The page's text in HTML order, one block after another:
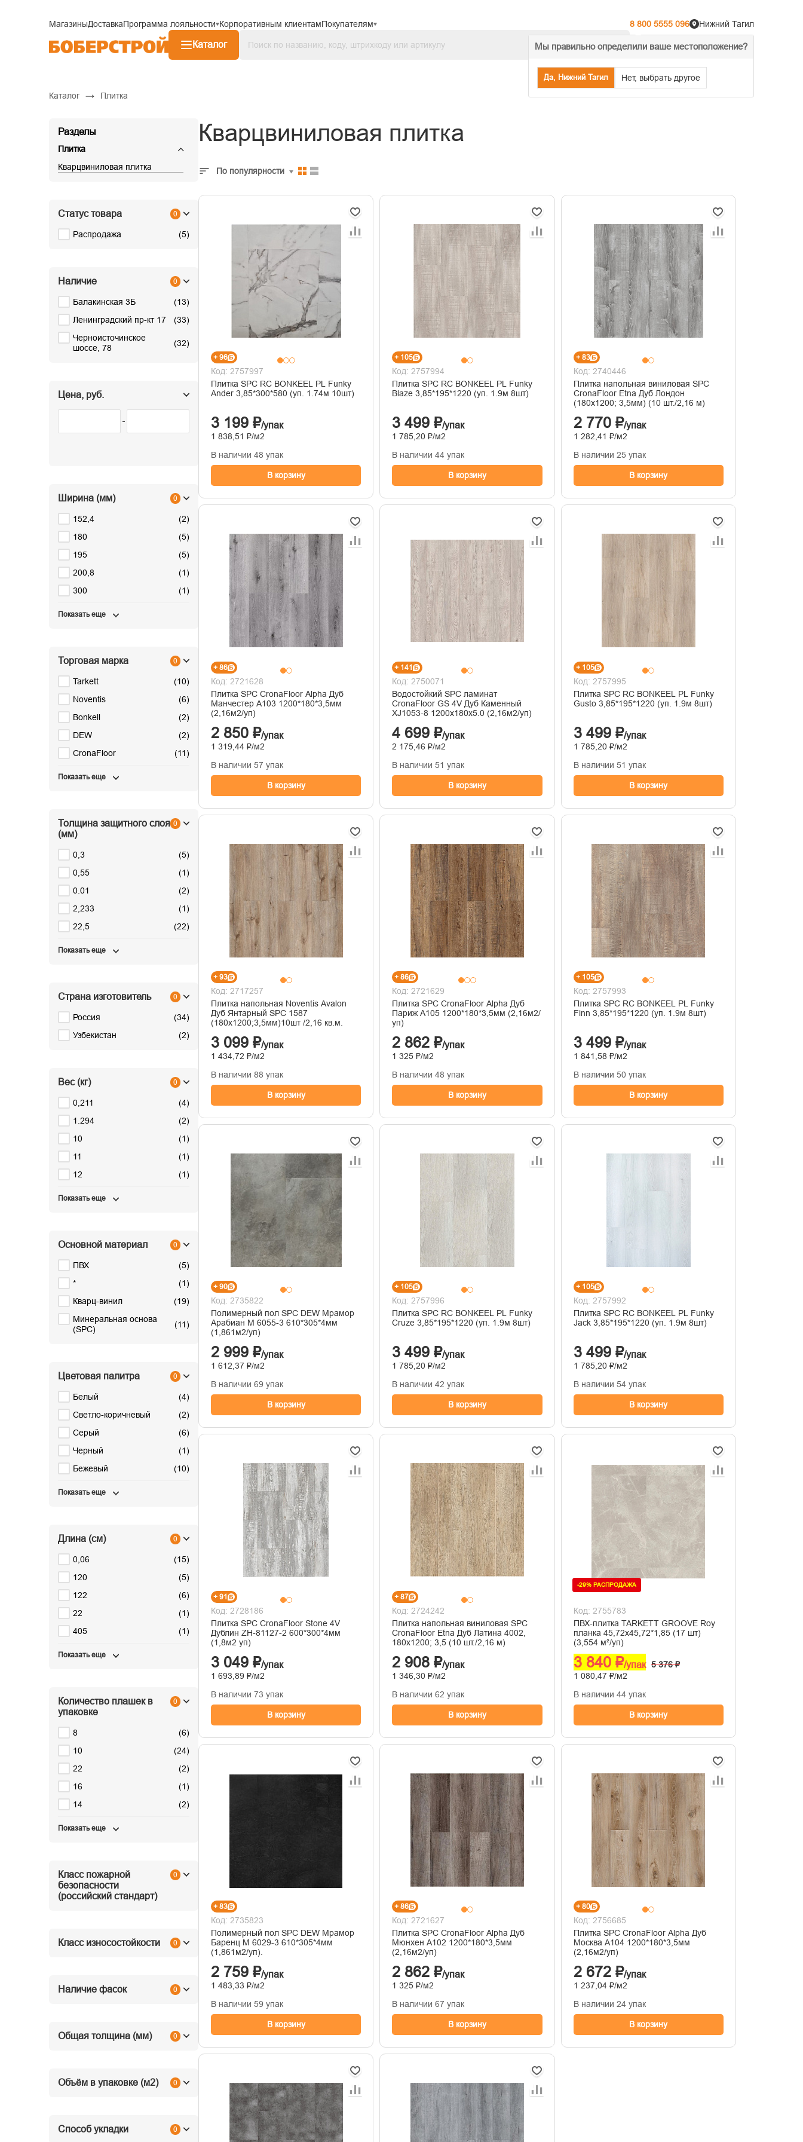
МагазиныДоставкаПрограмма лояльности Корпоративным клиентамПокупателям 8 800 5555 096
Мы правильно определили ваше местоположение?
Да, Нижний Тагил Нет, выбрать другое
Нижний Тагил
Каталог
% Акции Распродажа
Каталог → Плитка
Разделы
Плитка
Кварцвиниловая плитка
Статус товара 0
Распродажа (5)
Наличие 0
Балакинская 3Б (13)
Ленинградский пр-кт 17
(33)
Черноисточинское
шоссе, 78
(32)
Цена, руб.
Ширина (мм) 0
152,4 (2)
180
(5)
195
(5)
200,8
(1)
300
(1)
Показать еще
Торговая марка 0
Tarkett (10)
Noventis
(6)
Bonkell
(2)
DEW
(2)
CronaFloor
(11)
Показать еще
Толщина защитного слоя
(мм)
0
0,3 (5)
0,55
(1)
0.01
(2)
2,233
(1)
22,5
(22)
Показать еще
Страна изготовитель 0
Россия (34)
Узбекистан
(2)
Вес (кг) 0
0,211 (4)
1.294
(2)
10
(1)
11
(1)
12
(1)
Показать еще
Основной материал 0
ПВХ (5)
*
(1)
Кварц-винил
(19)
Минеральная основа
(SPC)
(11)
Цветовая палитра 0
Белый (4)
Светло-коричневый
(2)
Серый
(6)
Черный
(1)
Бежевый
(10)
Показать еще
Длина (см) 0
0,06 (15)
120
(5)
122
(6)
22
(1)
405
(1)
Показать еще
Количество плашек в
упаковке
0
8 (6)
10
(24)
22
(2)
16
(1)
14
(2)
Показать еще
Класс пожарной
безопасности
(российский стандарт)
0
Класс износостойкости 0
Наличие фасок 0
Общая толщина (мм) 0
Объём в упаковке (м2) 0
Способ укладки 0
Кварцвиниловая плитка
По популярности
+ 96
Код: 2757997
Плитка SPC RC BONKEEL PL Funky
Ander 3,85*300*580 (уп. 1.74м 10шт)
3 199 ₽/упак
1 838,51 ₽/м2
В наличии 48 упак
В корзину
+ 105
Код: 2757994
Плитка SPC RC BONKEEL PL Funky
Вlaze 3,85*195*1220 (уп. 1.9м 8шт)
3 499 ₽/упак
1 785,20 ₽/м2
В наличии 44 упак
В корзину
+ 83
Код: 2740446
Плитка напольная виниловая SPC
CronaFloor Etna Дуб Лондон
(180x1200; 3,5мм) (10 шт./2,16 м)
2 770 ₽/упак
1 282,41 ₽/м2
В наличии 25 упак
В корзину
+ 86
Код: 2721628
Плитка SPC CronaFloor Alpha Дуб
Манчестер А103 1200*180*3,5мм
(2,16м2/уп)
2 850 ₽/упак
1 319,44 ₽/м2
В наличии 57 упак
В корзину
+ 141
Код: 2750071
Водостойкий SPC ламинат
CronaFloor GS 4V Дуб Каменный
XJ1053-8 1200х180х5.0 (2,16м2/уп)
4 699 ₽/упак
2 175,46 ₽/м2
В наличии 51 упак
В корзину
+ 105
Код: 2757995
Плитка SPC RC BONKEEL PL Funky
Gusto 3,85*195*1220 (уп. 1.9м 8шт)
3 499 ₽/упак
1 785,20 ₽/м2
В наличии 51 упак
В корзину
+ 93
Код: 2717257
Плитка напольная Noventis Avalon
Дуб Янтарный SPC 1587
(180х1200;3,5мм)10шт /2,16 кв.м.
3 099 ₽/упак
1 434,72 ₽/м2
В наличии 88 упак
В корзину
+ 86
Код: 2721629
Плитка SPC CronaFloor Alpha Дуб
Париж А105 1200*180*3,5мм (2,16м2/
уп)
2 862 ₽/упак
1 325 ₽/м2
В наличии 48 упак
В корзину
+ 105
Код: 2757993
Плитка SPC RC BONKEEL PL Funky
Finn 3,85*195*1220 (уп. 1.9м 8шт)
3 499 ₽/упак
1 841,58 ₽/м2
В наличии 50 упак
В корзину
+ 90
Код: 2735822
Полимерный пол SPC DEW Мрамор
Арабиан М 6055-3 610*305*4мм
(1,861м2/уп)
2 999 ₽/упак
1 612,37 ₽/м2
В наличии 69 упак
В корзину
+ 105
Код: 2757996
Плитка SPC RC BONKEEL PL Funky
Cruze 3,85*195*1220 (уп. 1.9м 8шт)
3 499 ₽/упак
1 785,20 ₽/м2
В наличии 42 упак
В корзину
+ 105
Код: 2757992
Плитка SPC RC BONKEEL PL Funky
Jack 3,85*195*1220 (уп. 1.9м 8шт)
3 499 ₽/упак
1 785,20 ₽/м2
В наличии 54 упак
В корзину
+ 91
Код: 2728186
Плитка SPC CronaFloor Stone 4V
Дублин ZH-81127-2 600*300*4мм
(1,8м2 уп)
3 049 ₽/упак
1 693,89 ₽/м2
В наличии 73 упак
В корзину
+ 87
Код: 2724242
Плитка напольная виниловая SPC
CronaFloor Etna Дуб Латина 4002,
180x1200; 3,5 (10 шт./2,16 м)
2 908 ₽/упак
1 346,30 ₽/м2
В наличии 62 упак
В корзину
-29% РАСПРОДАЖА
Код: 2755783
ПВХ-плитка TARKETT GROOVE Roy
планка 45,72х45,72*1,85 (17 шт)
(3,554 м²/уп)
3 840 ₽/упак 5 376 ₽
1 080,47 ₽/м2
В наличии 44 упак
В корзину
+ 83
Код: 2735823
Полимерный пол SPC DEW Мрамор
Баренц М 6029-3 610*305*4мм
(1,861м2/уп).
2 759 ₽/упак
1 483,33 ₽/м2
В наличии 59 упак
В корзину
+ 86
Код: 2721627
Плитка SPC CronaFloor Alpha Дуб
Мюнхен А102 1200*180*3,5мм
(2,16м2/уп)
2 862 ₽/упак
1 325 ₽/м2
В наличии 67 упак
В корзину
+ 80
Код: 2756685
Плитка SPC CronaFloor Alpha Дуб
Москва А104 1200*180*3,5мм
(2,16м2/уп)
2 672 ₽/упак
1 237,04 ₽/м2
В наличии 24 упак
В корзину